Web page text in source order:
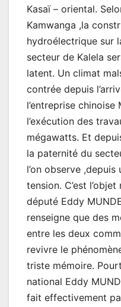
Kasaï – oriental.
Kamwanga ,la
hydroélectrique sur
secteur de Kalela
latent. Un climat
contrée depuis
l’entreprise chinoise
l’exécution des
mégawatts. Et
la paternité du
l’on observe
tension. C’est
député Eddy
renseigne que des
entre les deux
revivre le
triste mémoire.
national Eddy
fait effectivement